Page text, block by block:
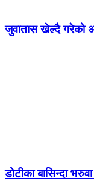
जुवातास खेल्दै गरेको
डोटीका बासिन्दा